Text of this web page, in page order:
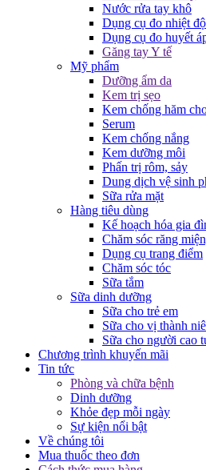
Nước rửa tay khô
Dụng cụ đo nhiệt độ
Dụng cụ đo huyết
Găng tay Y tế
Mỹ phẩm
Dưỡng ẩm da
Kem trị sẹo
Kem chống hăm
Serum
Kem chống nắng
Kem dưỡng môi
Phấn trị rôm, sảy
Dung dịch vệ sinh
Sữa rửa mặt
Hàng tiêu dùng
Kế hoạch hóa gia
Chăm sóc răng
Dụng cụ trang điểm
Chăm sóc tóc
Sữa tắm
Sữa dinh dưỡng
Sữa cho trẻ em
Sữa cho vị thành
Sữa cho người cao
Chương trình khuyến mãi
Tin tức
Phòng và chữa bệnh
Dinh dưỡng
Khỏe đẹp mỗi ngày
Sự kiện nổi bật
Về chúng tôi
Mua thuốc theo đơn